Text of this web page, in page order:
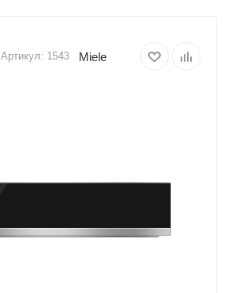
Артикул: 1543 Miele